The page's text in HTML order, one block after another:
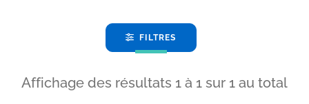
FILTRES
Affichage des résultats 1 à 1 sur 1 au total